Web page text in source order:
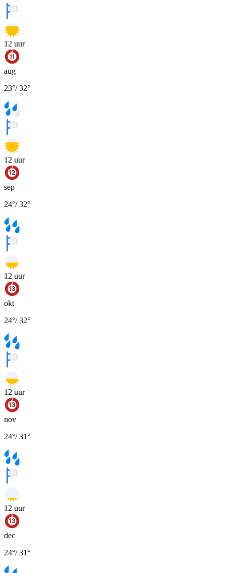
12 uur
aug
23°/32°
12 uur
sep
24°/32°
12 uur
okt
24°/32°
12 uur
nov
24°/31°
12 uur
dec
24°/31°